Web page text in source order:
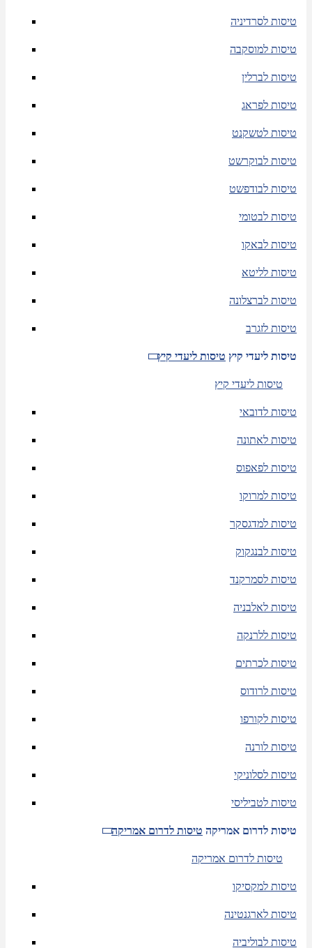
טיסות לסרדיניה
טיסות למוסקבה
טיסות לברלין
טיסות לפראג
טיסות לטשקנט
טיסות לבוקרשט
טיסות לבודפשט
טיסות לבטומי
טיסות לבאקו
טיסות לליטא
טיסות לברצלונה
טיסות לזגרב
טיסות ליעדי קיץ טיסות ליעדי קיץ
טיסות ליעדי קיץ
טיסות לדובאי
טיסות לאתונה
טיסות לפאפוס
טיסות למרוקו
טיסות למדגסקר
טיסות לבנגקוק
טיסות לסמרקנד
טיסות לאלבניה
טיסות ללרנקה
טיסות לכרתים
טיסות לרודוס
טיסות לקורפו
טיסות לורנה
טיסות לסלוניקי
טיסות לטביליסי
טיסות לדרום אמריקה טיסות לדרום אמריקה
טיסות לדרום אמריקה
טיסות למקסיקו
טיסות לארגנטינה
טיסות לבוליביה